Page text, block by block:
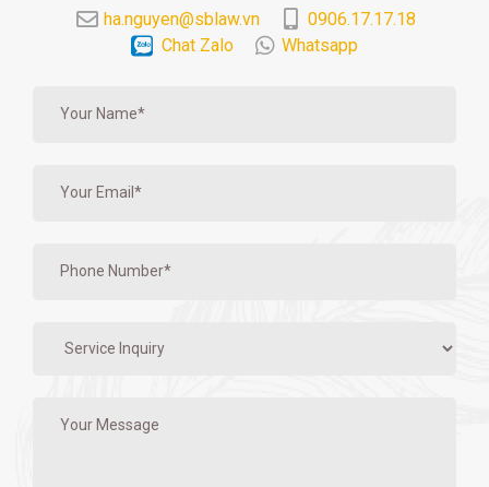
ha.nguyen@sblaw.vn
0906.17.17.18
Chat Zalo
Whatsapp